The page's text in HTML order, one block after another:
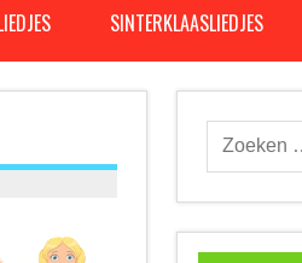
SINTERKLAASLIEDJES